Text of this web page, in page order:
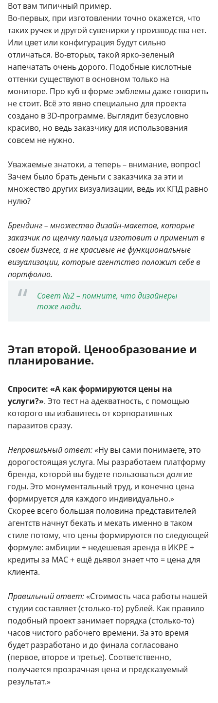
Вот вам типичный пример.
Во-первых, при изготовлении точно окажется, что
таких ручек и другой сувенирки у производства нет.
Или цвет или конфигурация будут сильно
отличаться. Во-вторых, такой ярко-зеленый
напечатать очень дорого. Подобные кислотные
оттенки существуют в основном только на
мониторе. Про куб в форме эмблемы даже говорить
не стоит. Всё это явно специально для проекта
создано в 3D-программе. Выглядит безусловно
красиво, но ведь заказчику для использования
совсем не нужно.
Уважаемые знатоки, а теперь – внимание, вопрос!
Зачем было брать деньги с заказчика за эти и
множество других визуализации, ведь их КПД равно
нулю?
Брендинг – множество дизайн-макетов, которые
заказчик по щелчку пальца изготовит и применит в
своем бизнесе, а не красивые не функциональные
визуализации, которые агентство положит себе в
портфолио.
Совет №2 – помните, что дизайнеры
тоже люди.
Этап второй. Ценообразование и
планирование.
Спросите: «А как формируются цены на
услуги?». Это тест на адекватность, с помощью
которого вы избавитесь от корпоративных
паразитов сразу.
Неправильный ответ: «Ну вы сами понимаете, это
дорогостоящая услуга. Мы разработаем платформу
бренда, которой вы будете пользоваться долгие
годы. Это монументальный труд, и конечно цена
формируется для каждого индивидуально.»
Скорее всего большая половина представителей
агентств начнут бекать и мекать именно в таком
стиле потому, что цены формируются по следующей
формуле: амбиции + недешевая аренда в ИКРЕ +
кредиты за MAC + ещё дьявол знает что = цена для
клиента.
Правильный ответ: «Стоимость часа работы нашей
студии составляет (столько-то) рублей. Как правило
подобный проект занимает порядка (столько-то)
часов чистого рабочего времени. За это время
будет разработано и до финала согласовано
(первое, второе и третье). Соответственно,
получается прозрачная цена и предсказуемый
результат.»